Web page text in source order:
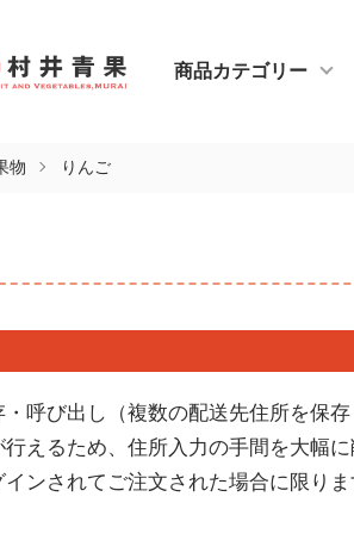
商品カテゴリー
物 りんご
呼び出し（複数の配送先住所を保
行えるため、住所入力の手間を大
ンされてご注文された場合に限り